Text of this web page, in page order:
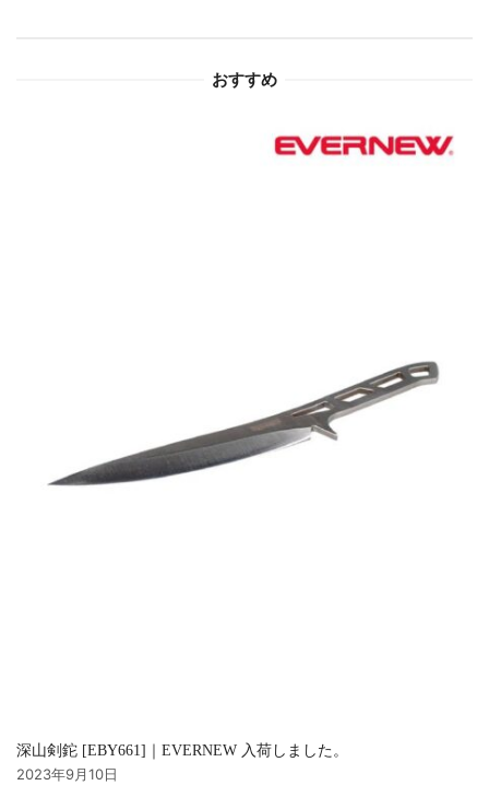
おすすめ
深山剣鉈 [EBY661]｜EVERNEW 入荷しました。
2023年9月10日